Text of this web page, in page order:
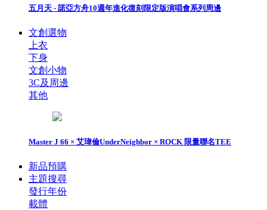
五月天 - 諾亞方舟10週年進化復刻限定版演唱會系列周邊
文創選物
上衣
下身
文創小物
3C及周邊
其他
Master J 66 × 艾瑋倫UnderNeighbor × ROCK 限量聯名TEE
新品預購
主題搜尋
發行年份
載體